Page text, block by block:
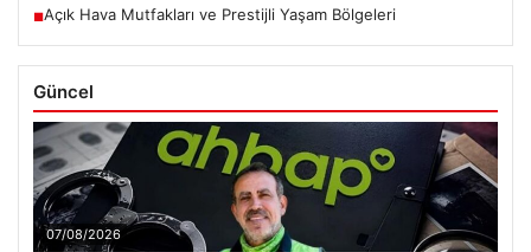
■Açık Hava Mutfakları ve Prestijli Yaşam Bölgeleri
Güncel
07/08/2026